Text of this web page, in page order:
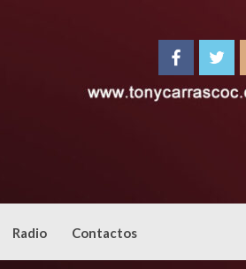
Radio Contactos